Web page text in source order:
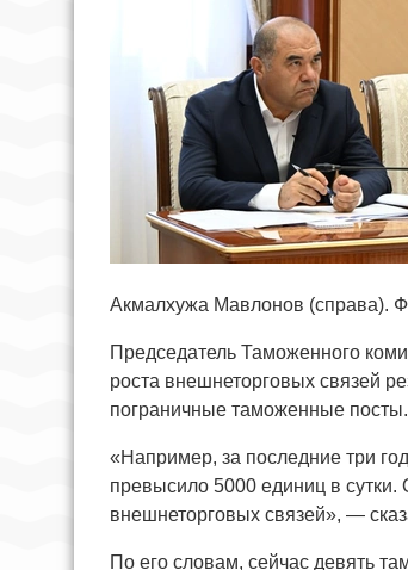
Акмалхужа Мавлонов (справа).
Председатель Таможенного
роста внешнеторговых связей
пограничные таможенные посты.
«Например, за последние три
превысило 5000 единиц в сутки.
внешнеторговых связей», —
По его словам, сейчас девять